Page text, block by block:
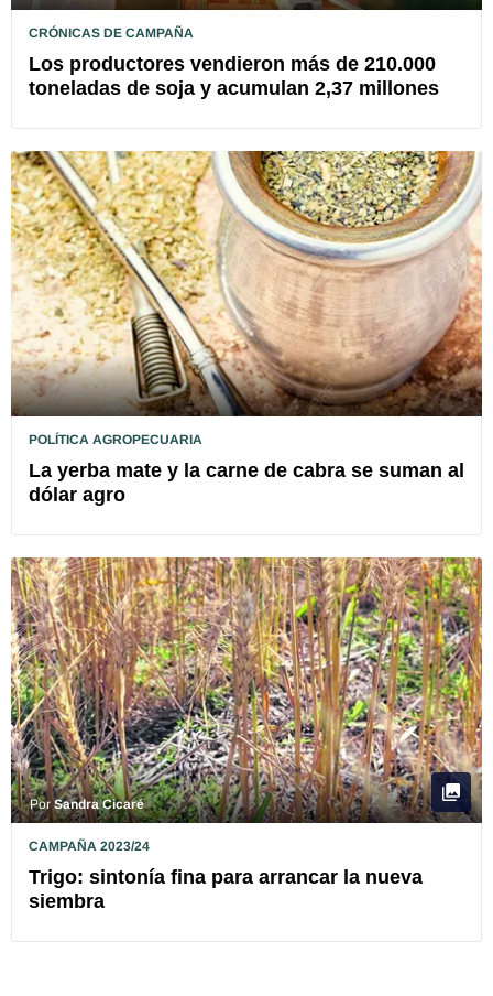
CRÓNICAS DE CAMPAÑA
Los productores vendieron más de 210.000
toneladas de soja y acumulan 2,37 millones
POLÍTICA AGROPECUARIA
La yerba mate y la carne de cabra se suman al
dólar agro
PorSandra Cicaré
CAMPAÑA 2023/24
Trigo: sintonía fina para arrancar la nueva
siembra